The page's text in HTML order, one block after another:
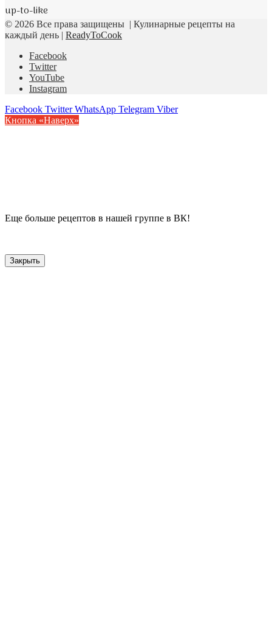
up-to-like
© 2026 Все права защищены | Кулинарные рецепты на
каждый день | ReadyToCook
Facebook
Twitter
YouTube
Instagram
Facebook Twitter WhatsApp Telegram Viber
Кнопка «Наверх»
Еще больше рецептов в нашей группе в ВК!
Закрыть